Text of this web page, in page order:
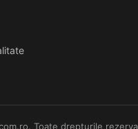
Toate drepturile